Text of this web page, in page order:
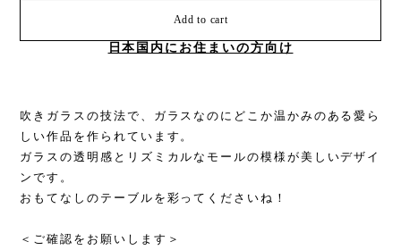
Add to cart
日本国内にお住まいの方向け
吹きガラスの技法で、ガラスなのにどこか温かみのある愛ら
しい作品を作られています。
ガラスの透明感とリズミカルなモールの模様が美しいデザイ
ンです。
おもてなしのテーブルを彩ってくださいね！
＜ご確認をお願いします＞